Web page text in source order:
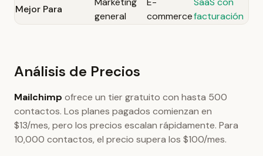
Mejor Para
general
commercefacturación
Análisis de Precios
Mailchimp ofrece un tier gratuito con hasta 500
contactos. Los planes pagados comienzan en
$13/mes, pero los precios escalan rápidamente. Para
10,000 contactos, el precio supera los $100/mes.